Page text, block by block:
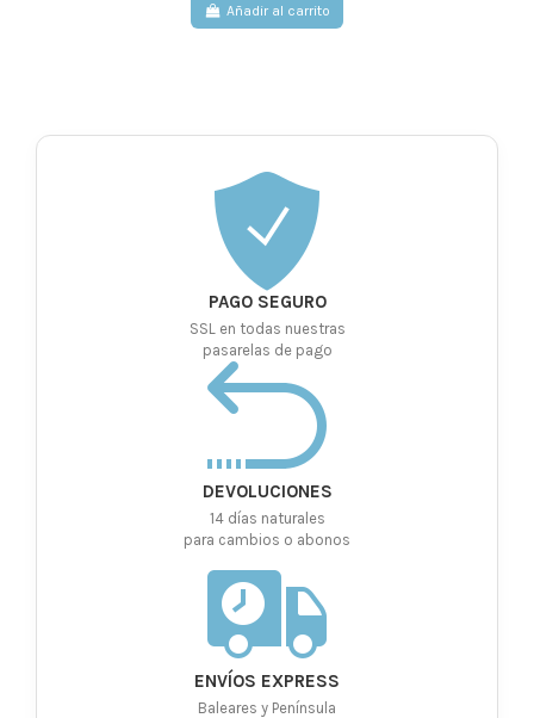
Añadir al carrito
PAGO SEGURO
SSL en todas nuestras
pasarelas de pago
DEVOLUCIONES
14 días naturales
para cambios o abonos
ENVÍOS EXPRESS
Baleares y Península